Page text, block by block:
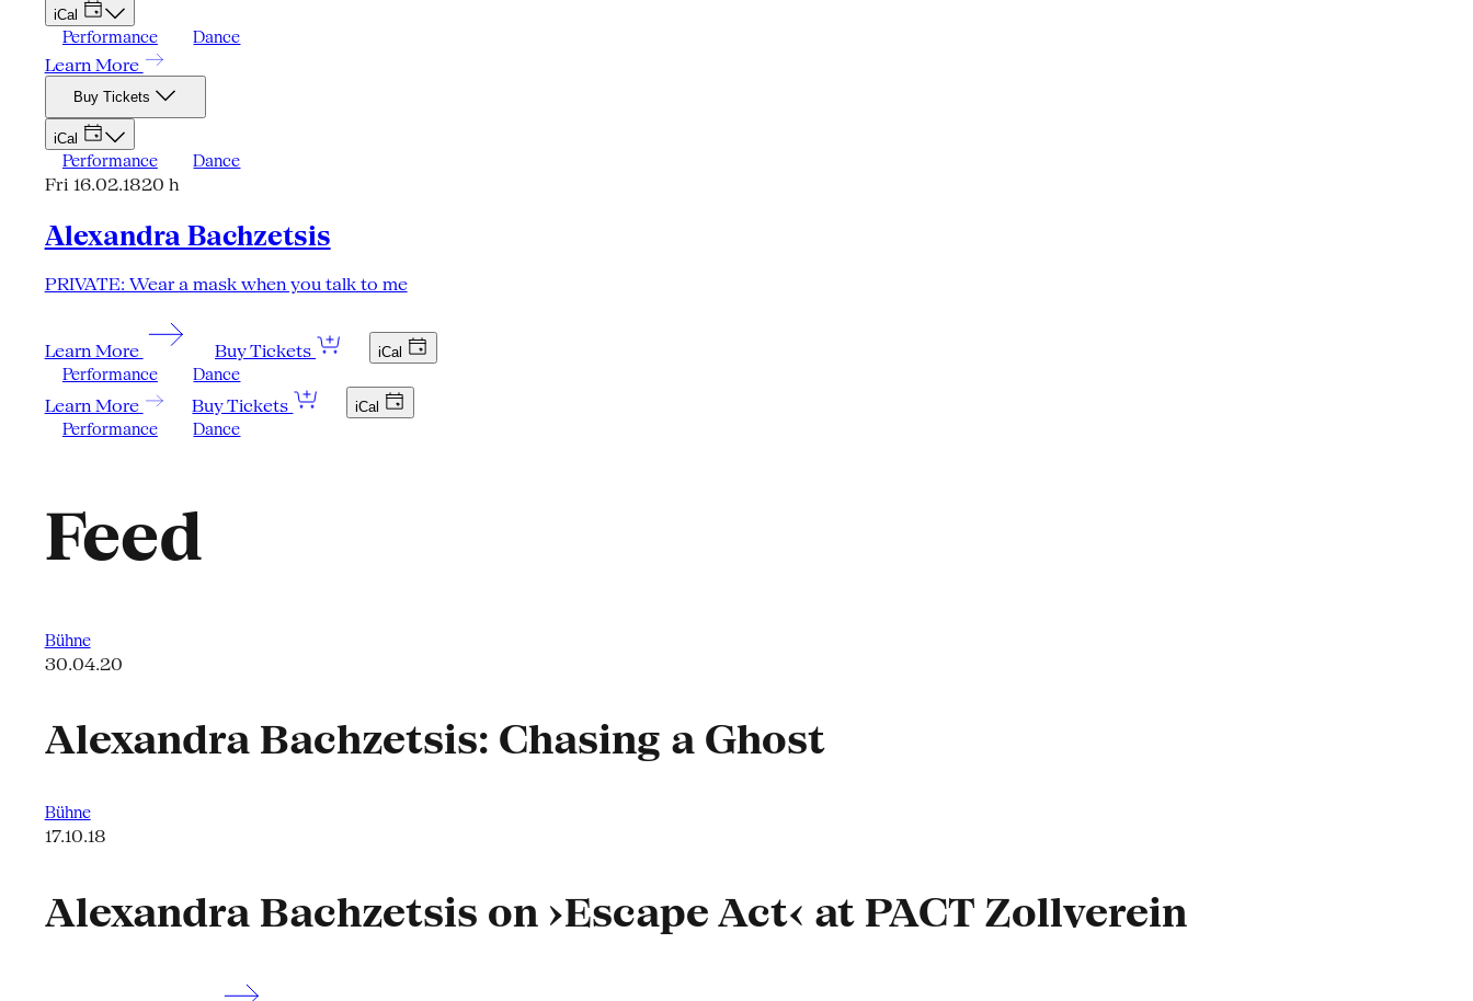
iCal
Performance Dance
Learn More
Buy Tickets
iCal
Performance Dance
Fri 16.02.1820 h
Alexandra Bachzetsis
PRIVATE: Wear a mask when you talk to me
Learn More Buy Tickets iCal
Performance Dance
Learn More Buy Tickets iCal
Performance Dance
Feed
Bühne
30.04.20
Alexandra Bachzetsis: Chasing a Ghost
Bühne
17.10.18
Alexandra Bachzetsis on ›Escape Act‹ at PACT Zollverein